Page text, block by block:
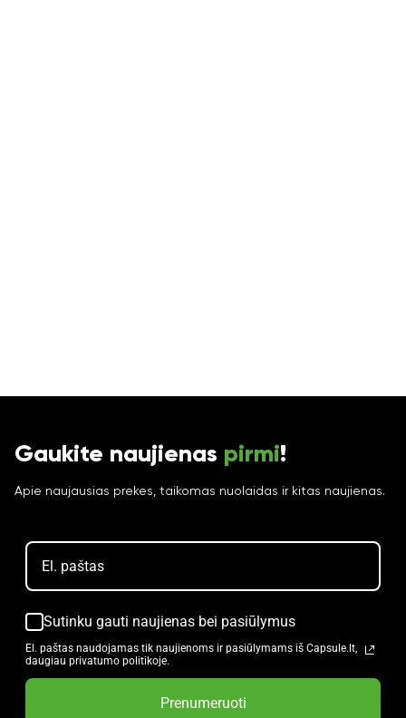
Gaukite naujienas pirmi!
Apie naujausias prekes, taikomas nuolaidas ir kitas naujienas.
Sutinku gauti naujienas bei pasiūlymus
El. paštas naudojamas tik naujienoms ir pasiūlymams iš Capsule.lt,
daugiau privatumo politikoje.
Prenumeruoti